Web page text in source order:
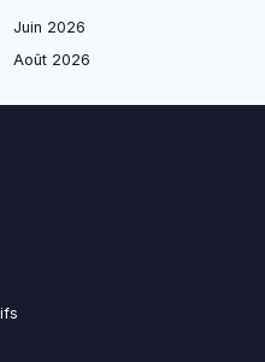
Juin 2026
Août 2026